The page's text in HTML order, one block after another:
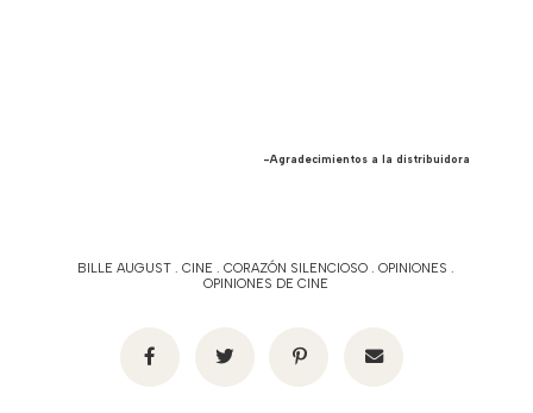
-Agradecimientos a la distribuidora
BILLE AUGUST .CINE .CORAZÓN SILENCIOSO .OPINIONES .
OPINIONES DE CINE